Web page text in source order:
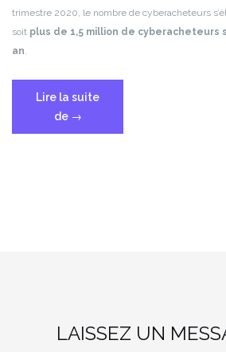
trimestre 2020, le nombre de cyberacheteurs
soit plus de 1,5 million de cyberacheteurs
an
Lire la suite
de « Bilan
du
→
LAISSEZ UN